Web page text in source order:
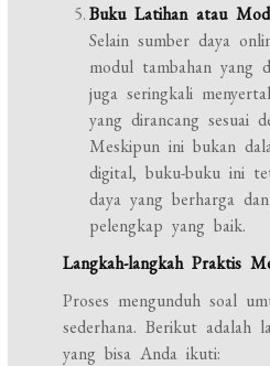
Buku Latihan atau
Selain sumber daya
modul tambahan yang
juga seringkali
yang dirancang sesuai
Meskipun ini bukan
digital, buku-buku ini
daya yang berharga
pelengkap yang baik.
Langkah-langkah Praktis
Proses mengunduh soal
sederhana. Berikut adalah
yang bisa Anda ikuti: